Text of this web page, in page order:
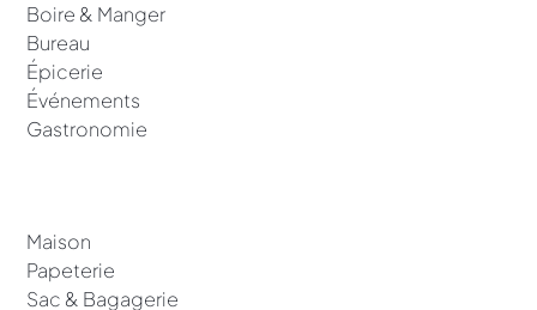
Boire & Manger
Bureau
Épicerie
Événements
Gastronomie
Maison
Papeterie
Sac & Bagagerie